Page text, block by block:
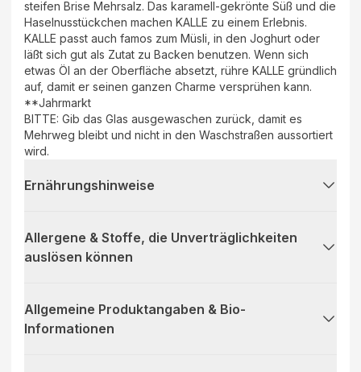
steifen Brise Mehrsalz. Das karamell-gekrönte Süß und die
Haselnusstückchen machen KALLE zu einem Erlebnis.
KALLE passt auch famos zum Müsli, in den Joghurt oder
läßt sich gut als Zutat zu Backen benutzen. Wenn sich
etwas Öl an der Oberfläche absetzt, rühre KALLE gründlich
auf, damit er seinen ganzen Charme versprühen kann.
**Jahrmarkt
BITTE: Gib das Glas ausgewaschen zurück, damit es
Mehrweg bleibt und nicht in den Waschstraßen aussortiert
wird.
Ernährungshinweise
Allergene & Stoffe, die Unverträglichkeiten
auslösen können
Allgemeine Produktangaben & Bio-
Informationen